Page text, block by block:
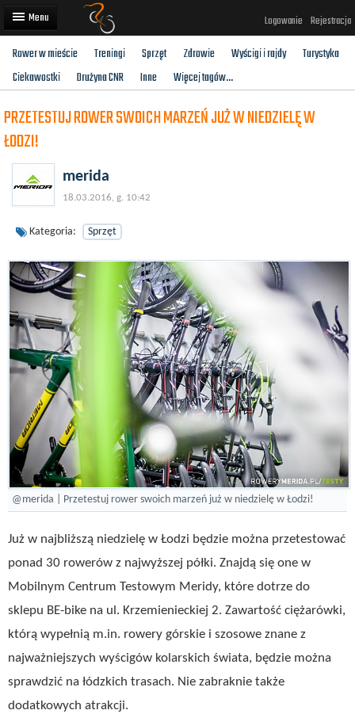
Logowanie Rejestracja
Artykuły
Wyścigi rowerowe
Użytkownicy
Rower w mieście Treningi Sprzęt Zdrowie Wyścigi i rajdy
Turystyka
Ciekawostki
Drużyna CNR Inne Więcej tagów...
PRZETESTUJ ROWER SWOICH MARZEŃ JUŻ W NIEDZIELĘ W
ŁODZI!
merida
18.03.2016, g. 10:42
Kategoria: Sprzęt
@merida | Przetestuj rower swoich marzeń już w niedzielę w Łodzi!
Już w najbliższą niedzielę w Łodzi będzie można przetestować
ponad 30 rowerów z najwyższej półki. Znajdą się one w
Mobilnym Centrum Testowym Meridy, które dotrze do
sklepu BE-bike na ul. Krzemienieckiej 2. Zawartość ciężarówki,
którą wypełnią m.in. rowery górskie i szosowe znane z
najważniejszych wyścigów kolarskich świata, będzie można
sprawdzić na łódzkich trasach. Nie zabraknie także
dodatkowych atrakcji.